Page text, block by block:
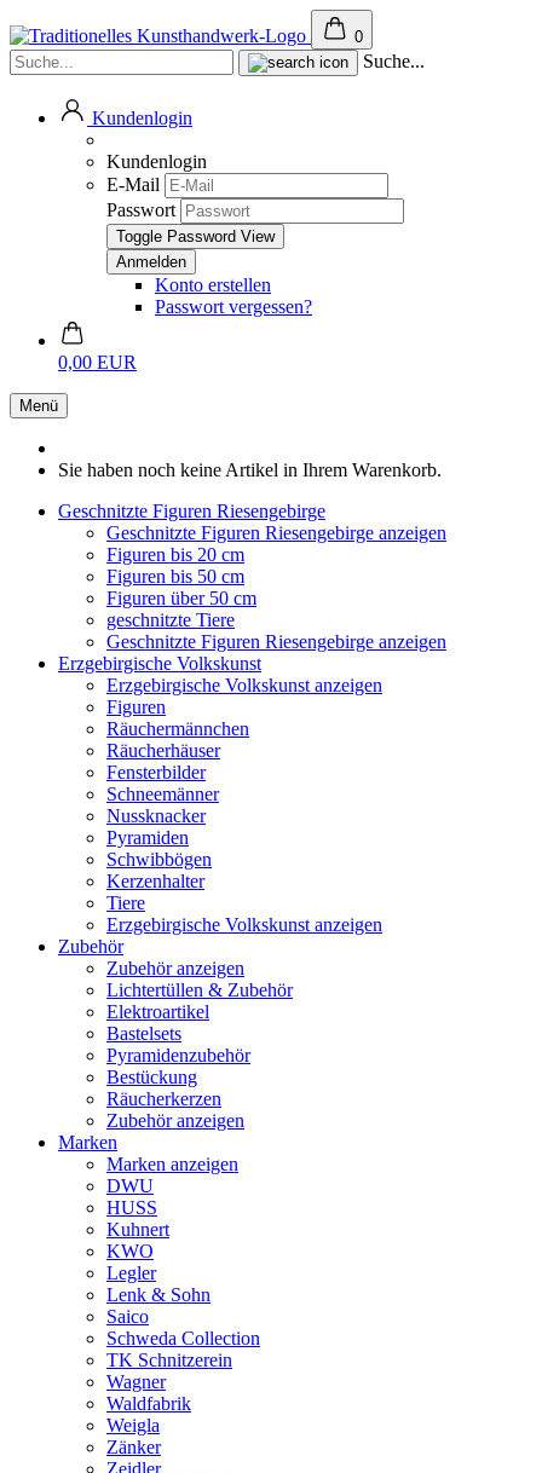
0
Suche...
Kundenlogin
Kundenlogin
E-Mail
Passwort
Toggle Password View
Konto erstellen
Passwort vergessen?
0,00 EUR
Menü
Sie haben noch keine Artikel in Ihrem Warenkorb.
Geschnitzte Figuren Riesengebirge
Geschnitzte Figuren Riesengebirge anzeigen
Figuren bis 20 cm
Figuren bis 50 cm
Figuren über 50 cm
geschnitzte Tiere
Geschnitzte Figuren Riesengebirge anzeigen
Erzgebirgische Volkskunst
Erzgebirgische Volkskunst anzeigen
Figuren
Räuchermännchen
Räucherhäuser
Fensterbilder
Schneemänner
Nussknacker
Pyramiden
Schwibbögen
Kerzenhalter
Tiere
Erzgebirgische Volkskunst anzeigen
Zubehör
Zubehör anzeigen
Lichtertüllen & Zubehör
Elektroartikel
Bastelsets
Pyramidenzubehör
Bestückung
Räucherkerzen
Zubehör anzeigen
Marken
Marken anzeigen
DWU
HUSS
Kuhnert
KWO
Legler
Lenk & Sohn
Saico
Schweda Collection
TK Schnitzerein
Wagner
Waldfabrik
Weigla
Zänker
Zeidler